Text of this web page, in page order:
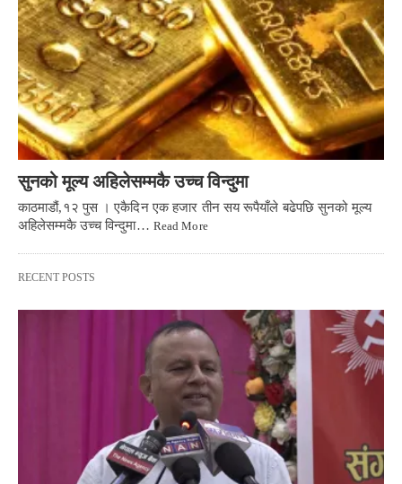
सुनको मूल्य अहिलेसम्मकै उच्च विन्दुमा
काठमाडौं,१२ पुस । एकैदिन एक हजार तीन सय रूपैयाँले बढेपछि सुनको मूल्य
अहिलेसम्मकै उच्च विन्दुमा… Read More
RECENT POSTS